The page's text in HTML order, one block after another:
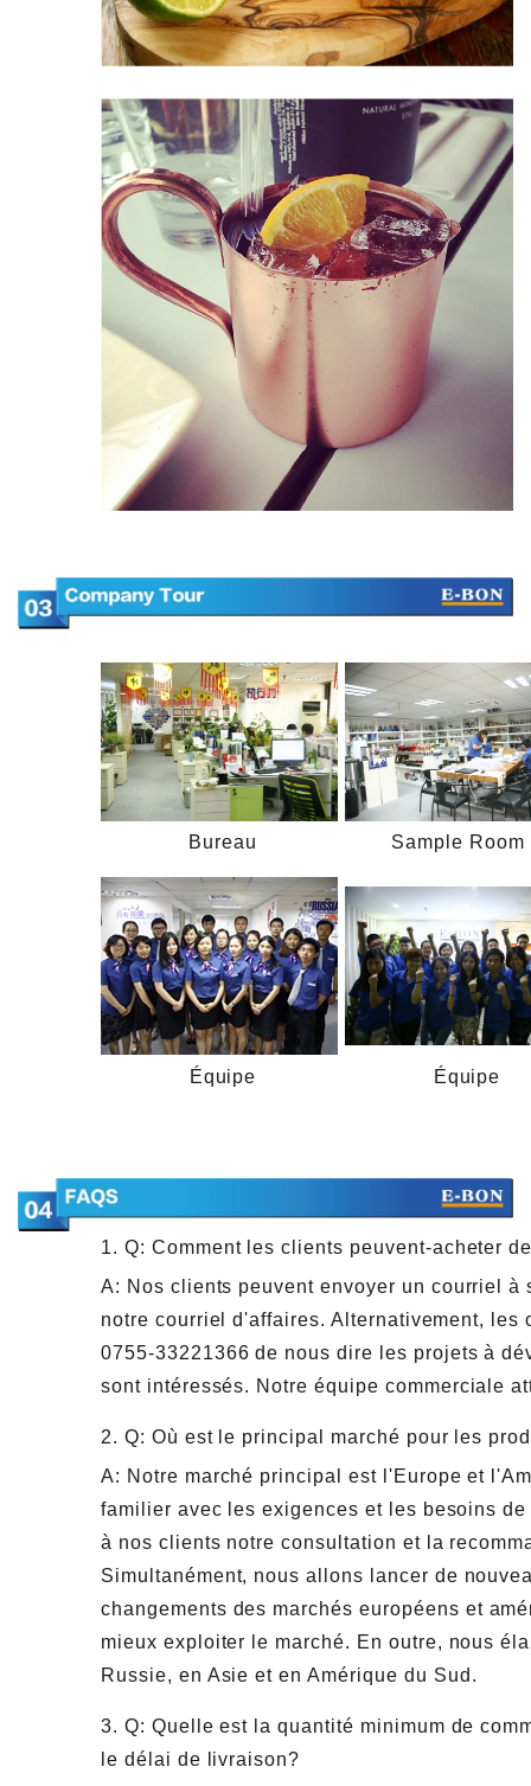
Bureau Sample Room
Équipe Équipe
1. Q: Comment les clients peuvent-acheter
A: Nos clients peuvent envoyer un courriel à
notre courriel d'affaires. Alternativement, les
0755-33221366 de nous dire les projets à
sont intéressés. Notre équipe commerciale
2. Q: Où est le principal marché pour les
A: Notre marché principal est l'Europe et
familier avec les exigences et les besoins
à nos clients notre consultation et la
Simultanément, nous allons lancer de
changements des marchés européens et
mieux exploiter le marché. En outre, nous
Russie, en Asie et en Amérique du Sud.
3. Q: Quelle est la quantité minimum de
le délai de livraison?